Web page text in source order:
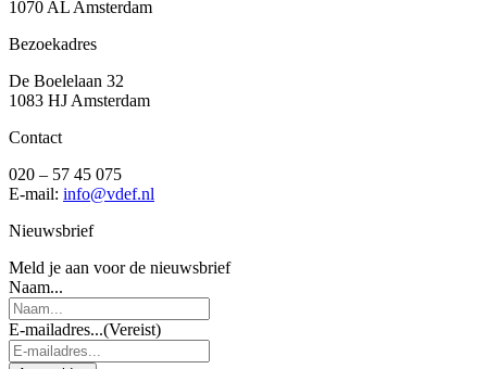
1070 AL Amsterdam
Bezoekadres
De Boelelaan 32
1083 HJ Amsterdam
Contact
020 – 57 45 075
E-mail: info@vdef.nl
Nieuwsbrief
Meld je aan voor de nieuwsbrief
Naam...
E-mailadres...(Vereist)